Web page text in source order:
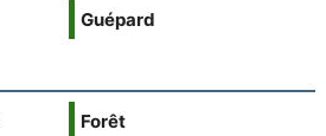
Guépard
Forêt